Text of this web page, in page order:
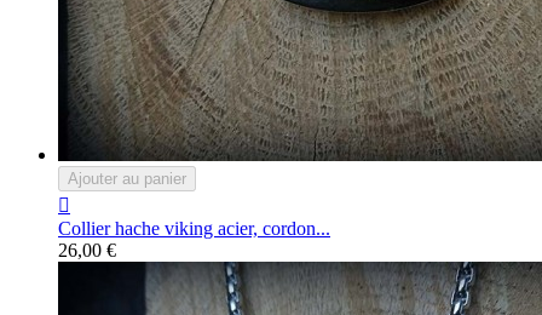
Ajouter au panier

Collier hache viking acier, cordon...
26,00 €